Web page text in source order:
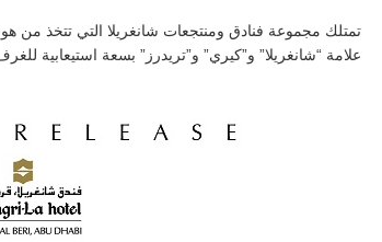
علامة “شانغريلا” و”كيري” و”تريدرز” بسعة استيعابية للغرف تتعدى